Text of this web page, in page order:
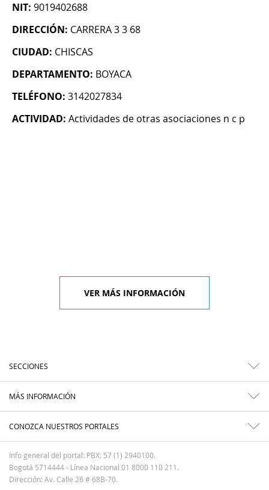
NIT: 9019402688
DIRECCIÓN: CARRERA 3 3 68
CIUDAD: CHISCAS
DEPARTAMENTO: BOYACA
TELÉFONO: 3142027834
ACTIVIDAD: Actividades de otras asociaciones n c p
VER MÁS INFORMACIÓN
SECCIONES
MÁS INFORMACIÓN
CONOZCA NUESTROS PORTALES
Info general del portal: PBX: 57 (1) 2940100.
Bogotá 5714444 - Línea Nacional 01 8000 110 211.
Dirección: Av. Calle 26 # 68B-70.